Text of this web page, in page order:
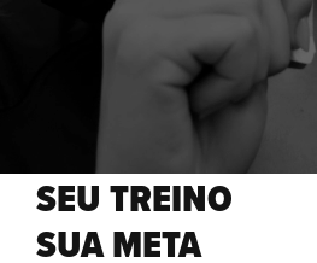
SEU TREINO